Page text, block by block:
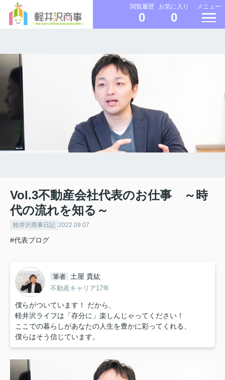
閲覧履歴
0
お気に入り
0
メニュー
Vol.3不動産会社代表のお仕事 ～時
代の流れを知る～
軽井沢商事日記 2022.09.07
#代表ブログ
筆者 土屋 貴紘
不動産キャリア17年
僕らがついています！ だから、
軽井沢ライフは「存分に」楽しんじゃってください！
ここでの暮らしがあなたの人生を豊かに彩ってくれる、
僕らはそう信じています。